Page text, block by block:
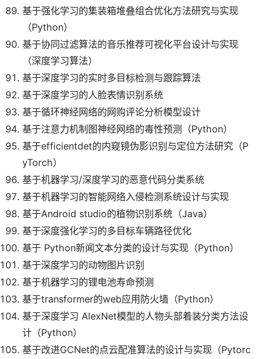
基于强化学习的集装箱堆叠组合优化方法研究与实现
（Python）
基于协同过滤算法的音乐推荐可视化平台设计与实现
（深度学习算法）
基于深度学习的实时多目标检测与跟踪算法
基于深度学习的人脸表情识别系统
基于循环神经网络的网购评论分析模型设计
基于注意力机制图神经网络的毒性预测（Python）
基于efficientdet的内窥镜伪影识别与定位方法研究（P
yTorch）
基于机器学习/深度学习的恶意代码分类系统
基于机器学习的智能网络入侵检测系统设计与实现
基于Android studio的植物识别系统（Java）
基于深度强化学习的多目标车辆路径优化
基于 Python新闻文本分类的设计与实现（Python）
基于深度学习的动物图片识别
基于机器学习的锂电池寿命预测
基于transformer的web应用防火墙（Python）
基于深度学习 AlexNet模型的人物头部着装分类方法设
计（Python）
基于改进GCNet的点云配准算法的设计与实现（Pytorc